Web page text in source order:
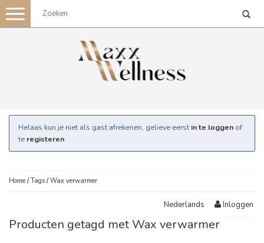
Toggle
navigation
Helaas kun je niet als gast afrekenen, gelieve eerst in te loggen of
te registeren.
Home /Tags /Wax verwarmer
Nederlands Inloggen
Producten getagd met Wax verwarmer